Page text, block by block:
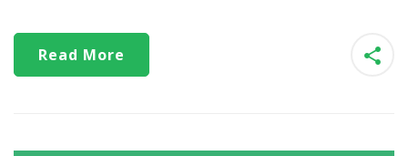
Read More